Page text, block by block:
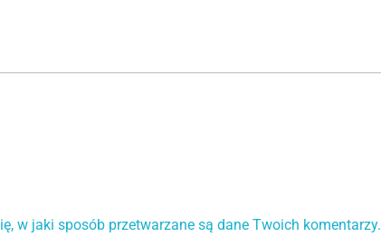
w jaki sposób przetwarzane są dane Twoich komentarzy.